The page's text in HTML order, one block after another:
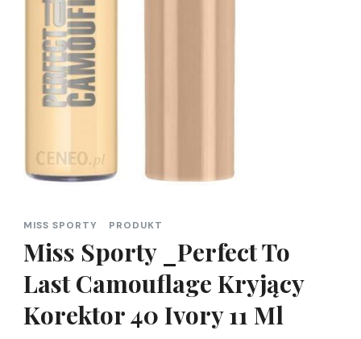
MISS SPORTY PRODUKT
Miss Sporty _Perfect To
Last Camouflage Kryjący
Korektor 40 Ivory 11 Ml